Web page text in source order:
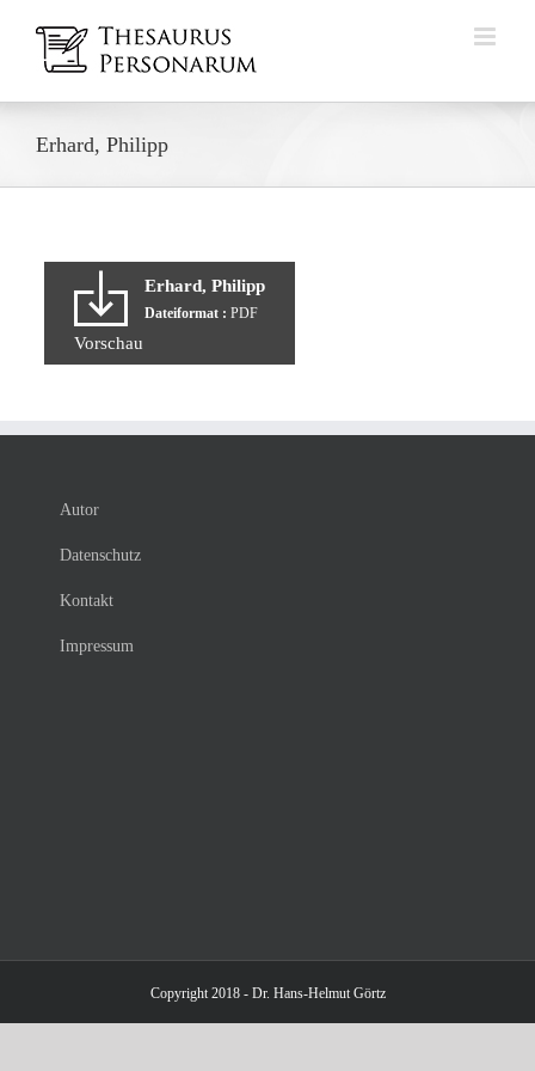
Inhalt
springen
Erhard, Philipp
Erhard, Philipp
Dateiformat : PDF
Vorschau
Autor
Datenschutz
Kontakt
Impressum
Copyright 2018 - Dr. Hans-Helmut Görtz